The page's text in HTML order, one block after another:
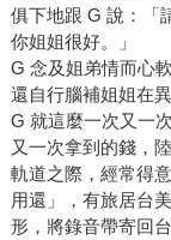
俱下地跟 G 說：「
你姐姐很好。」
G 念及姐弟情而心
還自行腦補姐姐在
G 就這麼一次又一
又一次拿到的錢，
軌道之際，經常得
用還」，有旅居台
形，將錄音帶寄回